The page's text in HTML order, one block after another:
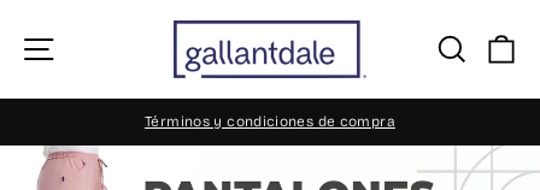
directamente
contenido
diapositivas
pausa
Términos y condiciones de compra